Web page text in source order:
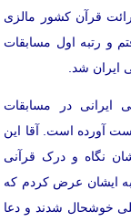
قرآن کشور مالزی
رفتم و رتبه‌ اول مسابقات
ایران شد.
ایرانی در مسابقات
آورده است. آقا این
نگاه و درک قرآنی
ایشان عرض کردم که
خوشحال شدند و دعا